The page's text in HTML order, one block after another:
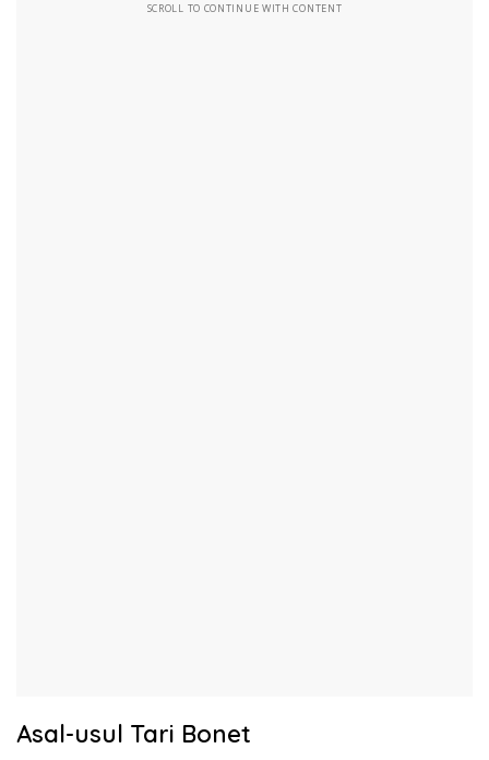
SCROLL TO CONTINUE WITH CONTENT
Asal-usul Tari Bonet